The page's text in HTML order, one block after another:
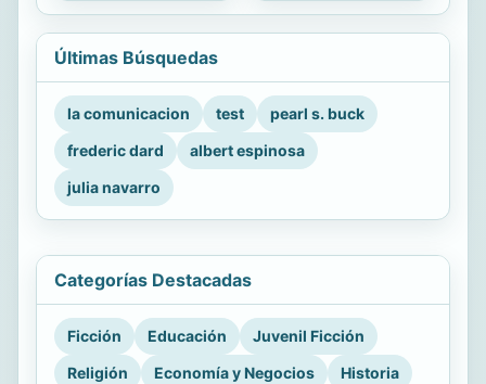
Últimas Búsquedas
la comunicacion test
pearl s. buck
frederic dard
albert espinosa
julia navarro
Categorías Destacadas
Ficción Educación
Juvenil Ficción
Religión
Economía y Negocios Historia